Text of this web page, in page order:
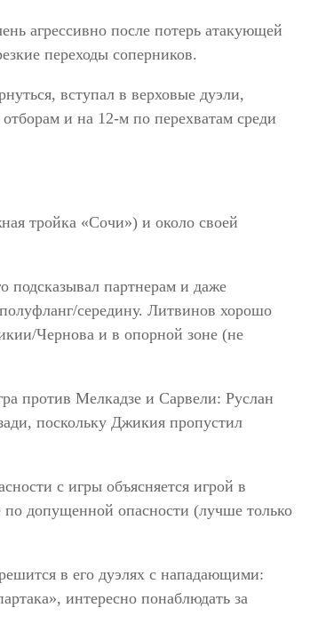
агрессивно после потерь атакующей
переходы соперников.
вступал в верховые дуэли,
и на 12-м по перехватам среди
тройка «Сочи») и около своей
подсказывал партнерам и даже
середину. Литвинов хорошо
Чернова и в опорной зоне (не
против Мелкадзе и Сарвели: Руслан
поскольку Джикия пропустил
с игры объясняется игрой в
допущенной опасности (лучше только
в его дуэлях с нападающими:
интересно понаблюдать за